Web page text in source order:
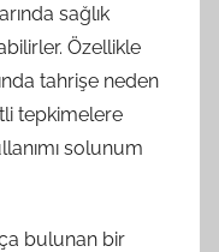
sağlık
Özellikle
tahrişe neden
tepkimelere
solunum
bulunan bir